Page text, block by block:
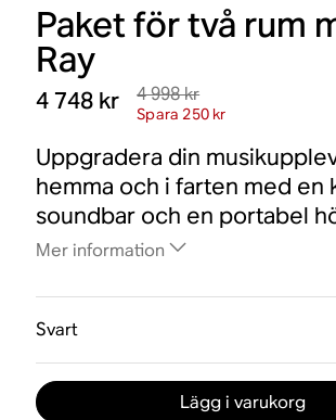
Paket för två rum
Ray
4 748 kr 4 998 kr
Spara 250 kr
Uppgradera din
hemma och i farten med en
soundbar och en portabel
Mer information
Svart
Lägg i varukorg